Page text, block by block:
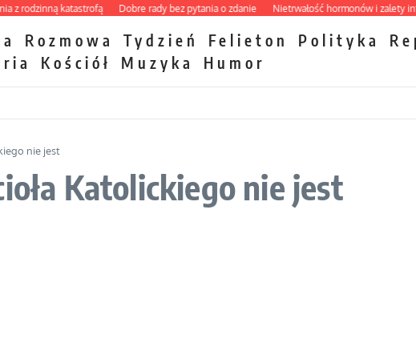
katastrofą Dobre rady bez pytania o zdanie Nietrwałość hormonów i zalety
Rozmowa Tydzień Felieton Polityka
Kościół Muzyka Humor
nie jest
Katolickiego nie jest